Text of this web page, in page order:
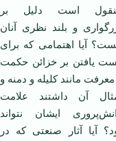
است دلیل بر
و بلند نظری آنان
آیا اهتمامی که برای
یافتن بر خزائن حکمت
مانند کلیله و دمنه و
آن داشتند علامت
ایشان نتواند
آیا آثار صنعتی که در